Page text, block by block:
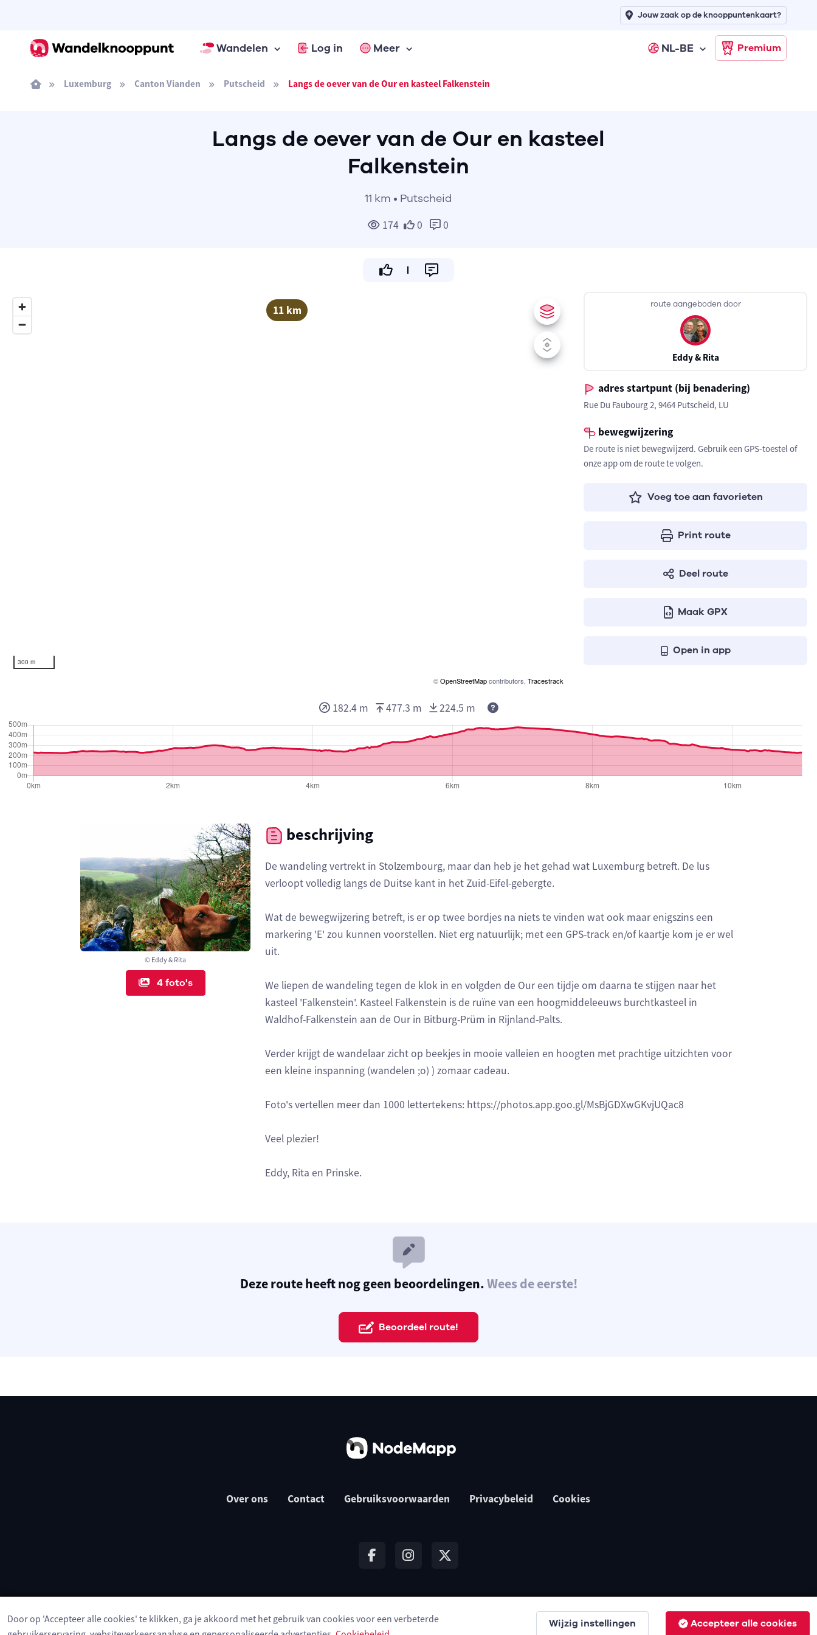
Wandelen Log in Meer NL-BE Premium
Jouw zaak op de knooppuntenkaart?
Luxemburg Canton Vianden Putscheid Langs de oever van de Our en kasteel Falkenstein
Langs de oever van de Our en kasteel
Falkenstein
11 km • Putscheid
174 0 0
11 km
300 m
©OpenStreetMapcontributors, Tracestrack
route aangeboden door
Eddy & Rita
adres startpunt (bij benadering)
Rue Du Faubourg 2, 9464 Putscheid, LU
bewegwijzering
De route is niet bewegwijzerd. Gebruik een GPS-toestel of
onze app om de route te volgen.
Voeg toe aan favorieten
Print route
Deel route
Maak GPX
Open in app
182.4 m 477.3 m 224.5 m
© Eddy & Rita
4 foto's
beschrijving
De wandeling vertrekt in Stolzembourg, maar dan heb je het gehad wat Luxemburg betreft. De lus
verloopt volledig langs de Duitse kant in het Zuid-Eifel-gebergte.
Wat de bewegwijzering betreft, is er op twee bordjes na niets te vinden wat ook maar enigszins een
markering 'E' zou kunnen voorstellen. Niet erg natuurlijk; met een GPS-track en/of kaartje kom je er wel
uit.
We liepen de wandeling tegen de klok in en volgden de Our een tijdje om daarna te stijgen naar het
kasteel 'Falkenstein'. Kasteel Falkenstein is de ruïne van een hoogmiddeleeuws burchtkasteel in
Waldhof-Falkenstein aan de Our in Bitburg-Prüm in Rijnland-Palts.
Verder krijgt de wandelaar zicht op beekjes in mooie valleien en hoogten met prachtige uitzichten voor
een kleine inspanning (wandelen ;o) ) zomaar cadeau.
Foto's vertellen meer dan 1000 lettertekens: https://photos.app.goo.gl/MsBjGDXwGKvjUQac8
Veel plezier!
Eddy, Rita en Prinske.
Deze route heeft nog geen beoordelingen.Wees de eerste!
Beoordeel route!
Over ons Contact Gebruiksvoorwaarden Privacybeleid Cookies
© 2026 NodeMapp BV
Door op 'Accepteer alle cookies' te klikken, ga je akkoord met het gebruik van cookies voor een verbeterde
Wijzig instellingen Accepteer alle cookies